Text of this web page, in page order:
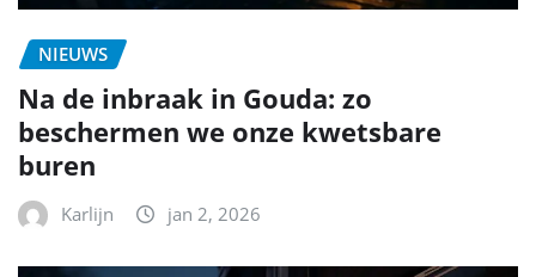
NIEUWS
Na de inbraak in Gouda: zo
beschermen we onze kwetsbare
buren
Karlijn jan 2, 2026